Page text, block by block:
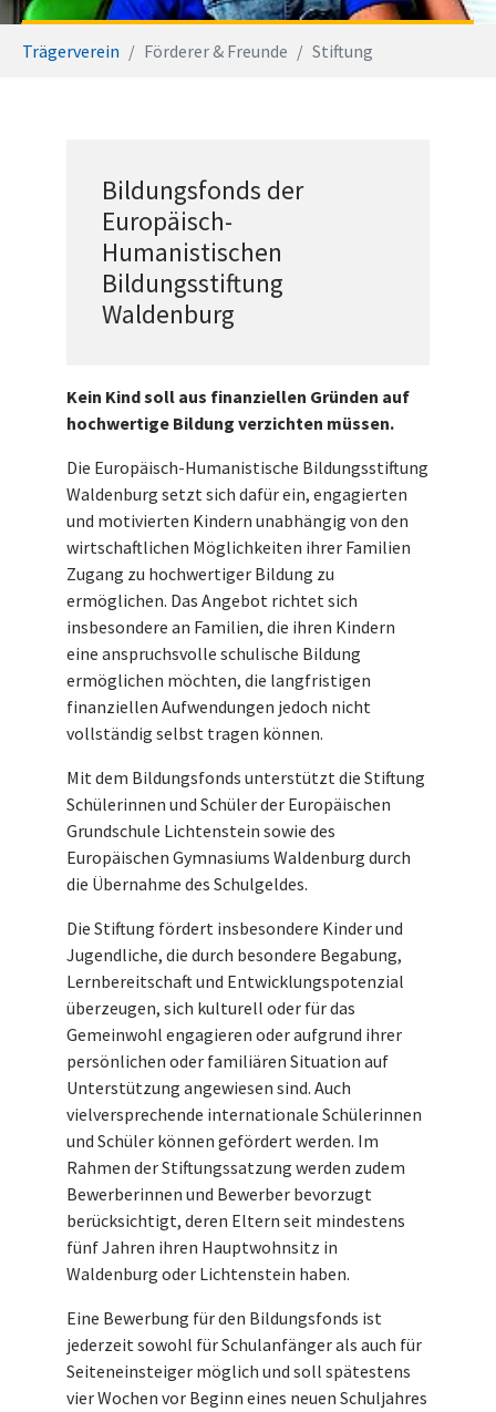
Trägerverein Förderer & Freunde Stiftung
Bildungsfonds der
Europäisch-
Humanistischen
Bildungsstiftung
Waldenburg
Kein Kind soll aus finanziellen Gründen auf
hochwertige Bildung verzichten müssen.
Die Europäisch-Humanistische Bildungsstiftung
Waldenburg setzt sich dafür ein, engagierten
und motivierten Kindern unabhängig von den
wirtschaftlichen Möglichkeiten ihrer Familien
Zugang zu hochwertiger Bildung zu
ermöglichen. Das Angebot richtet sich
insbesondere an Familien, die ihren Kindern
eine anspruchsvolle schulische Bildung
ermöglichen möchten, die langfristigen
finanziellen Aufwendungen jedoch nicht
vollständig selbst tragen können.
Mit dem Bildungsfonds unterstützt die Stiftung
Schülerinnen und Schüler der Europäischen
Grundschule Lichtenstein sowie des
Europäischen Gymnasiums Waldenburg durch
die Übernahme des Schulgeldes.
Die Stiftung fördert insbesondere Kinder und
Jugendliche, die durch besondere Begabung,
Lernbereitschaft und Entwicklungspotenzial
überzeugen, sich kulturell oder für das
Gemeinwohl engagieren oder aufgrund ihrer
persönlichen oder familiären Situation auf
Unterstützung angewiesen sind. Auch
vielversprechende internationale Schülerinnen
und Schüler können gefördert werden. Im
Rahmen der Stiftungssatzung werden zudem
Bewerberinnen und Bewerber bevorzugt
berücksichtigt, deren Eltern seit mindestens
fünf Jahren ihren Hauptwohnsitz in
Waldenburg oder Lichtenstein haben.
Eine Bewerbung für den Bildungsfonds ist
jederzeit sowohl für Schulanfänger als auch für
Seiteneinsteiger möglich und soll spätestens
vier Wochen vor Beginn eines neuen Schuljahres